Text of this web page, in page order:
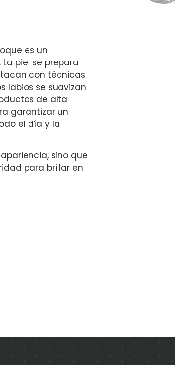
es un
piel se prepara
con técnicas
labios se suavizan
de alta
garantizar un
el día y la
sino que
para brillar en